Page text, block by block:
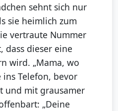
sehnt sich nur
sie heimlich zum
vertraute Nummer
dass dieser eine
wird. „Mama, wo
ins Telefon, bevor
und mit grausamer
„Deine